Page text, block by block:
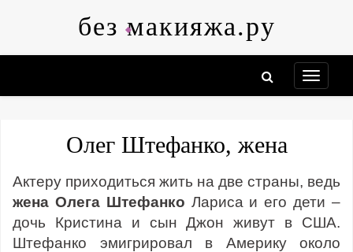
без макияжа.ру
Олег Штефанко, жена
Актеру приходиться жить на две страны, ведь
жена Олега Штефанко Лариса и его дети –
дочь Кристина и сын Джон живут в США.
Штефанко эмигрировал в Америку около